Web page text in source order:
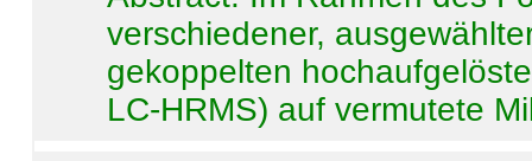
verschiedener,
gekoppelten
LC-HRMS) auf vermutete